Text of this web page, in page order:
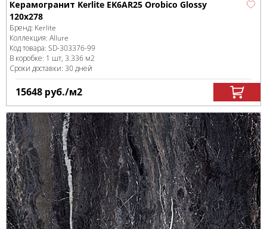
Керамогранит Kerlite EK6AR25 Orobico Glossy
120x278
Бренд: Kerlite
Коллекция: Allure
Код товара: SD-303376-99
В коробке: 1 шт, 3.336 м2
Сроки доставки: 30 дней
15648 руб./м2